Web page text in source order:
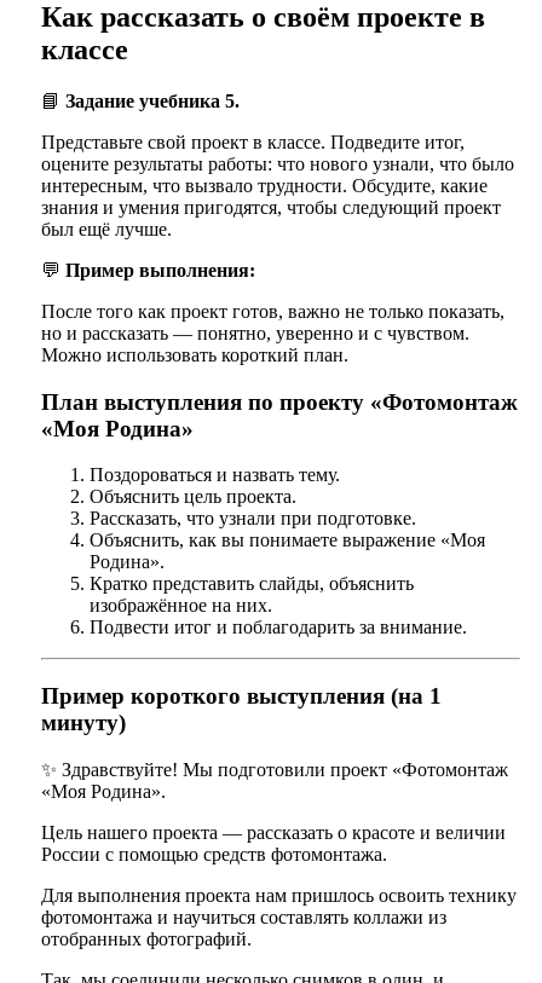
Как рассказать о своём проекте в
классе
📘 Задание учебника 5.
Представьте свой проект в классе. Подведите итог,
оцените результаты работы: что нового узнали, что было
интересным, что вызвало трудности. Обсудите, какие
знания и умения пригодятся, чтобы следующий проект
был ещё лучше.
💬 Пример выполнения:
После того как проект готов, важно не только показать,
но и рассказать — понятно, уверенно и с чувством.
Можно использовать короткий план.
План выступления по проекту «Фотомонтаж
«Моя Родина»
Поздороваться и назвать тему.
Объяснить цель проекта.
Рассказать, что узнали при подготовке.
Объяснить, как вы понимаете выражение «Моя
Родина».
Кратко представить слайды, объяснить
изображённое на них.
Подвести итог и поблагодарить за внимание.
Пример короткого выступления (на 1
минуту)
✨ Здравствуйте! Мы подготовили проект «Фотомонтаж
«Моя Родина».
Цель нашего проекта — рассказать о красоте и величии
России с помощью средств фотомонтажа.
Для выполнения проекта нам пришлось освоить технику
фотомонтажа и научиться составлять коллажи из
отобранных фотографий.